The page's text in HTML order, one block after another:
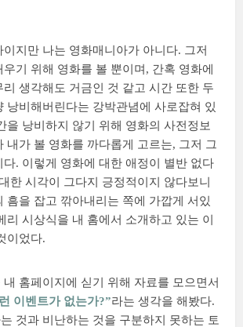
지만 나는 영화매니아가 아니다. 그저
기 위해 영화를 볼 뿐이며, 간혹 영화에
리 생각해도 거금인 것 같고 시간 또한 두
낭비해버린다는 강박관념에 사로잡혀 있
을 낭비하지 않기 위해 영화의 사전정보
내가 볼 영화를 까다롭게 고르는, 그저 그
다. 이렇게 영화에 대한 애정이 별반 없다
한 시각이 그다지 긍정적이지 않다보니
흠을 잡고 깎아내리는 쪽에 가깝게 서있
리 시상식을 내 홈에서 소개하고 있는 이
이었다.
홈페이지에 싣기 위해 자료를 모으면서
이벤트가 없는가?”라는 생각을 해봤다.
것과 비난하는 것을 구분하지 못하는 토